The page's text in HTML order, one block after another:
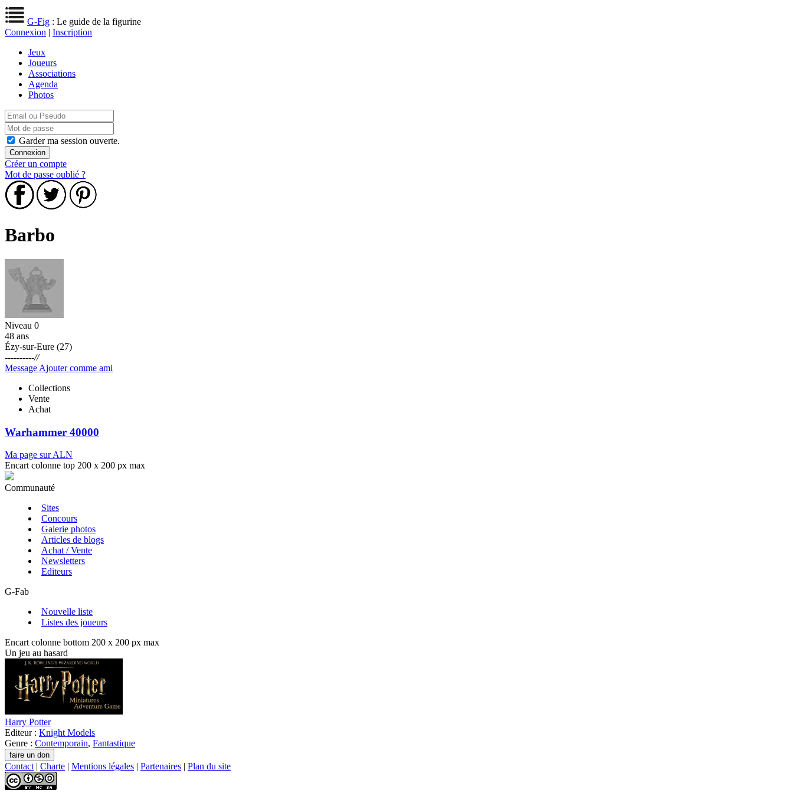
G-Fig : Le guide de la figurine
Connexion | Inscription
Jeux
Joueurs
Associations
Agenda
Photos
Garder ma session ouverte.
Créer un compte
Mot de passe oublié ?
Barbo
Niveau 0
48 ans
Ézy-sur-Eure (27)
----------//
Message Ajouter comme ami
Collections
Vente
Achat
Warhammer 40000
Ma page sur ALN
Encart colonne top 200 x 200 px max
Communauté
Sites
Concours
Galerie photos
Articles de blogs
Achat / Vente
Newsletters
Editeurs
G-Fab
Nouvelle liste
Listes des joueurs
Encart colonne bottom 200 x 200 px max
Un jeu au hasard
Harry Potter
Editeur : Knight Models
Genre : Contemporain, Fantastique
Contact | Charte | Mentions légales | Partenaires | Plan du site